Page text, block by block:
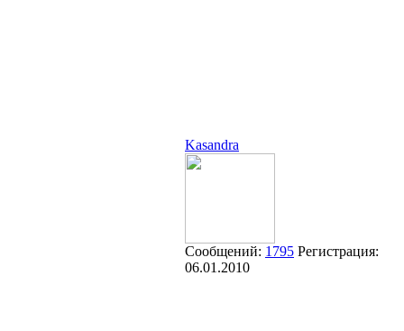
Kasandra
Сообщений: 1795 Регистрация:
06.01.2010